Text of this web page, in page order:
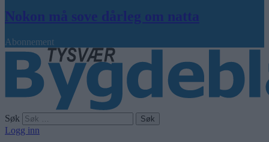
Nokon må sove dårleg om natta
Abonnement
Søk
Logg inn